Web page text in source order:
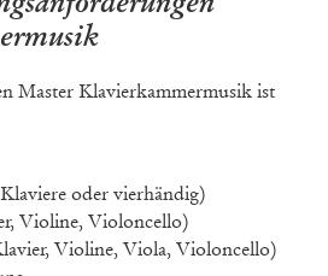
Master Klavierkammermusik ist
oder vierhändig)
Violine, Violoncello)
Violine, Viola, Violoncello)